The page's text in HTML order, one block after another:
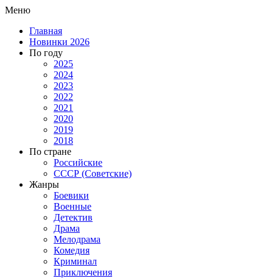
Меню
Главная
Новинки 2026
По году
2025
2024
2023
2022
2021
2020
2019
2018
По стране
Российские
СССР (Советские)
Жанры
Боевики
Военные
Детектив
Драма
Мелодрама
Комедия
Криминал
Приключения